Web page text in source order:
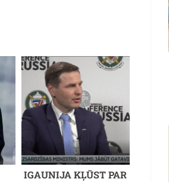
IGAUNIJA KĻŪST PAR